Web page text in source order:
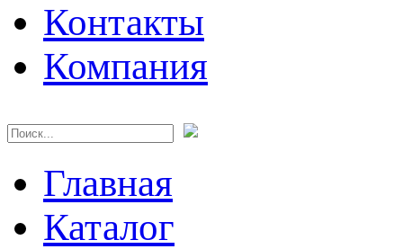
Контакты
Компания
Главная
Каталог